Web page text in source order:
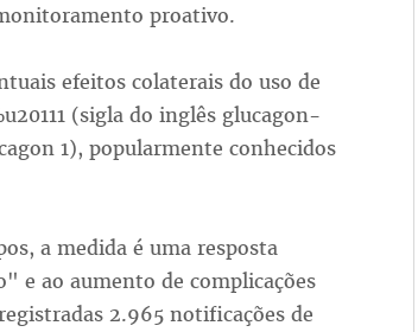
proativo.
efeitos colaterais do uso de
(sigla do inglês glucagon-
1), popularmente conhecidos
a medida é uma resposta
e ao aumento de complicações
2.965 notificações de